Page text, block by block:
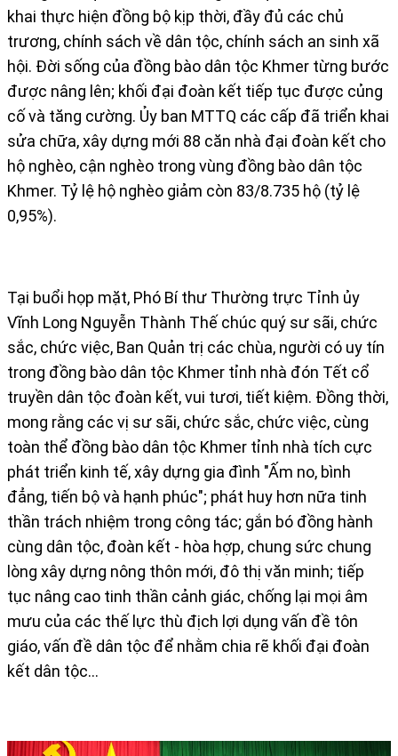
khai thực hiện đồng bộ kịp thời, đầy đủ các chủ
trương, chính sách về dân tộc, chính sách an sinh xã
hội. Đời sống của đồng bào dân tộc Khmer từng bước
được nâng lên; khối đại đoàn kết tiếp tục được củng
cố và tăng cường. Ủy ban MTTQ các cấp đã triển khai
sửa chữa, xây dựng mới 88 căn nhà đại đoàn kết cho
hộ nghèo, cận nghèo trong vùng đồng bào dân tộc
Khmer. Tỷ lệ hộ nghèo giảm còn 83/8.735 hộ (tỷ lệ
0,95%).
Tại buổi họp mặt, Phó Bí thư Thường trực Tỉnh ủy
Vĩnh Long Nguyễn Thành Thế chúc quý sư sãi, chức
sắc, chức việc, Ban Quản trị các chùa, người có uy tín
trong đồng bào dân tộc Khmer tỉnh nhà đón Tết cổ
truyền dân tộc đoàn kết, vui tươi, tiết kiệm. Đồng thời,
mong rằng các vị sư sãi, chức sắc, chức việc, cùng
toàn thể đồng bào dân tộc Khmer tỉnh nhà tích cực
phát triển kinh tế, xây dựng gia đình "Ấm no, bình
đẳng, tiến bộ và hạnh phúc"; phát huy hơn nữa tinh
thần trách nhiệm trong công tác; gắn bó đồng hành
cùng dân tộc, đoàn kết - hòa hợp, chung sức chung
lòng xây dựng nông thôn mới, đô thị văn minh; tiếp
tục nâng cao tinh thần cảnh giác, chống lại mọi âm
mưu của các thế lực thù địch lợi dụng vấn đề tôn
giáo, vấn đề dân tộc để nhằm chia rẽ khối đại đoàn
kết dân tộc…